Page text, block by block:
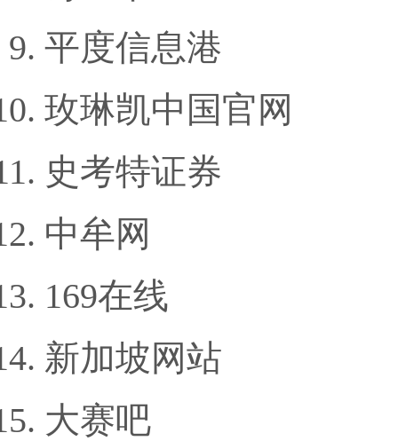
平度信息港
玫琳凯中国官网
史考特证券
中牟网
169在线
新加坡网站
大赛吧